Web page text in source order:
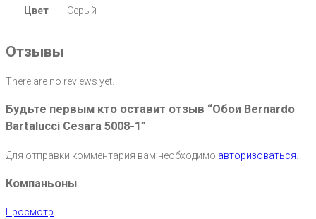
Цвет Серый
Отзывы
There are no reviews yet.
Будьте первым кто оставит отзыв “Обои Bernardo
Bartalucci Cesara 5008-1”
Для отправки комментария вам необходимо авторизоваться
Компаньоны
Просмотр